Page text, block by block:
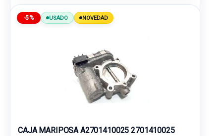
-5% USADO NOVEDAD
CAJA MARIPOSA A2701410025 2701410025